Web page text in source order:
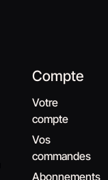
Compte
Votre
compte
Vos
commandes
Abonnements